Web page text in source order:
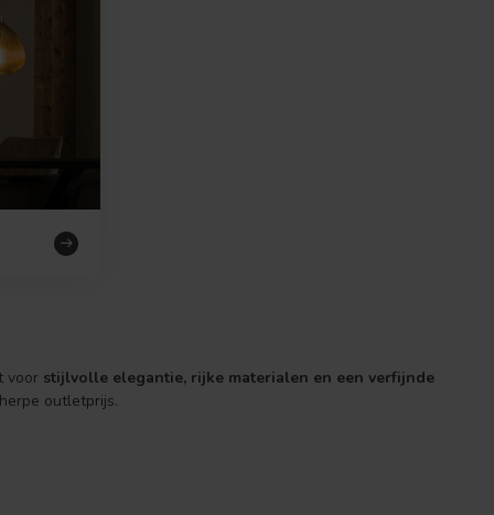
voor stijlvolle elegantie, rijke materialen en een verfijnde
outletprijs.